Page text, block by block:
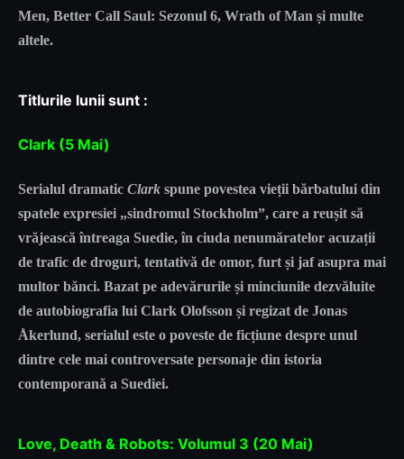
Men, Better Call Saul: Sezonul 6, Wrath of Man și multe
altele.
Titlurile lunii sunt :
Clark (5 Mai)
Serialul dramatic Clark spune povestea vieții bărbatului din
spatele expresiei „sindromul Stockholm”, care a reușit să
vrăjească întreaga Suedie, în ciuda nenumăratelor acuzații
de trafic de droguri, tentativă de omor, furt și jaf asupra mai
multor bănci. Bazat pe adevărurile și minciunile dezvăluite
de autobiografia lui Clark Olofsson și regizat de Jonas
Åkerlund, serialul este o poveste de ficțiune despre unul
dintre cele mai controversate personaje din istoria
contemporană a Suediei.
Love, Death & Robots: Volumul 3 (20 Mai)